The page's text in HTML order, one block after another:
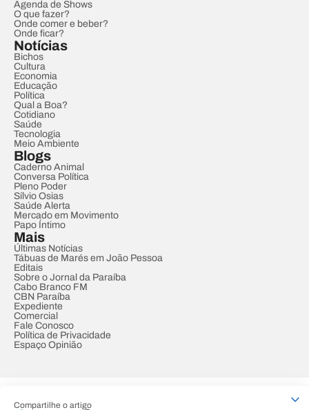
Compartilhe o artigo
Agenda de Shows
O que fazer?
Onde comer e beber?
Onde ficar?
Notícias
Bichos
Cultura
Economia
Educação
Política
Qual a Boa?
Cotidiano
Saúde
Tecnologia
Meio Ambiente
Blogs
Caderno Animal
Conversa Política
Pleno Poder
Sílvio Osias
Saúde Alerta
Mercado em Movimento
Papo Íntimo
Mais
Últimas Notícias
Tábuas de Marés em João Pessoa
Editais
Sobre o Jornal da Paraíba
Cabo Branco FM
CBN Paraíba
Expediente
Comercial
Fale Conosco
Política de Privacidade
Espaço Opinião